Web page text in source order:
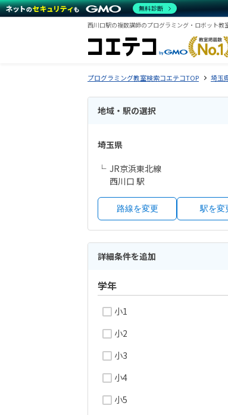
西川口駅の複数講師のプログラミング・ロボット教
プログラミング教室検索コエテコTOP 埼玉
地域・駅の選択
埼玉県
JR京浜東北線
西川口 駅
路線を変更 駅を変
詳細条件を追加
学年
小1
小2
小3
小4
小5
無料診断